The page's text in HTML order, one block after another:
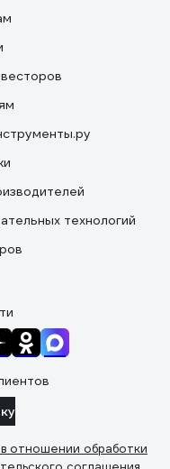
технологий
отношении обработки